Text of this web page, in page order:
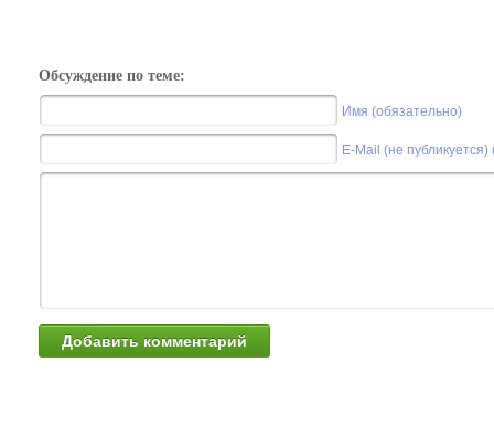
Обсуждение по теме:
Имя (обязательно)
E-Mail (не